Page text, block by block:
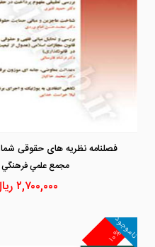
فصلنامه نظریه های حقوقی شماره 4
مجمع علمي
۲,۷۰۰,۰۰۰
۱۰%
ناموجود